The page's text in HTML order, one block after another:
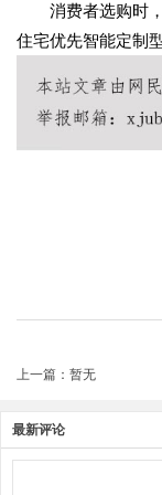
消费者选购时，
住宅优先智能定制
上一篇：暂无
最新评论